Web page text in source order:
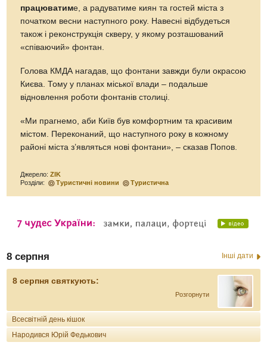
працюватиме, а радуватиме киян та гостей міста з
початком весни наступного року. Навесні відбудеться
також і реконструкція скверу, у якому розташований
«співаючий» фонтан.
Голова КМДА нагадав, що фонтани завжди були окрасою
Києва. Тому у планах міської влади – подальше
відновлення роботи фонтанів столиці.
«Ми прагнемо, аби Київ був комфортним та красивим
містом. Переконаний, що наступного року в кожному
районі міста з’являться нові фонтани», – сказав Попов.
Джерело:ZIK
Розділи:
Туристичні новини Туристична
8 серпня Інші дати
8 серпня святкують:
Розгорнути
Всесвітній день кішок
Народився Юрій Федькович